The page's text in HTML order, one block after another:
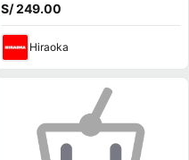
S/ 249.00
Hiraoka